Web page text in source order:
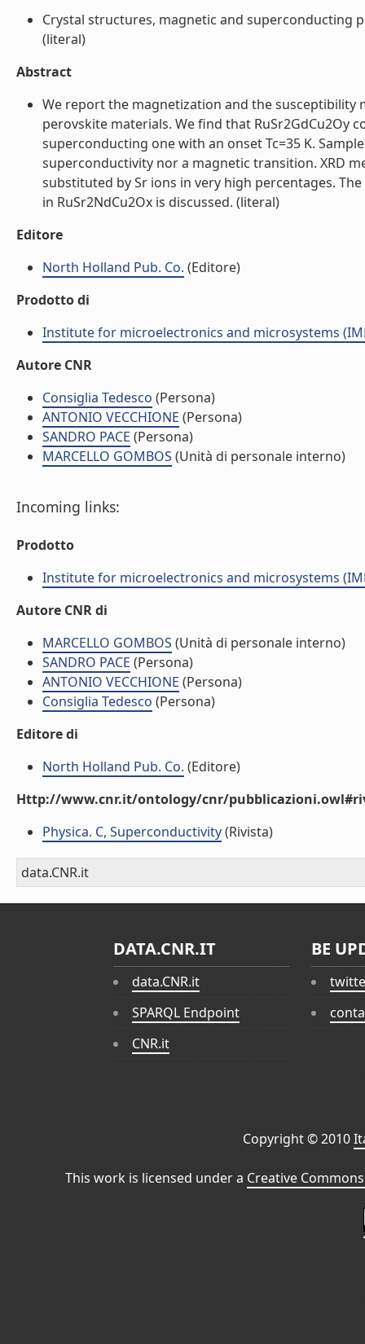
Crystal structures, magnetic and superconducting
(literal)
Abstract
We report the magnetization and the susceptibility
perovskite materials. We find that RuSr2GdCu2Oy
superconducting one with an onset Tc=35 K.
superconductivity nor a magnetic transition. XRD
substituted by Sr ions in very high percentages.
in RuSr2NdCu2Ox is discussed. (literal)
Editore
North Holland Pub. Co. (Editore)
Prodotto di
Institute for microelectronics and microsystems
Autore CNR
Consiglia Tedesco (Persona)
ANTONIO VECCHIONE (Persona)
SANDRO PACE (Persona)
MARCELLO GOMBOS (Unità di personale interno)
Incoming links:
Prodotto
Institute for microelectronics and microsystems
Autore CNR di
MARCELLO GOMBOS (Unità di personale interno)
SANDRO PACE (Persona)
ANTONIO VECCHIONE (Persona)
Consiglia Tedesco (Persona)
Editore di
North Holland Pub. Co. (Editore)
Http://www.cnr.it/ontology/cnr/
Physica. C, Superconductivity(Rivista)
data.CNR.it
DATA.CNR.IT
data.CNR.it
SPARQL Endpoint
CNR.it
BE
Copyright © 2010
This work is licensed under a Creative